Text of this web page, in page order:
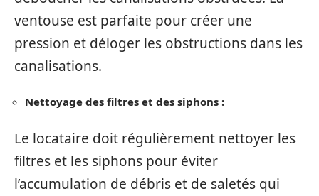
ventouse est parfaite pour créer une
pression et déloger les obstructions dans les
canalisations.
Nettoyage des filtres et des siphons :
Le locataire doit régulièrement nettoyer les
filtres et les siphons pour éviter
l’accumulation de débris et de saletés qui